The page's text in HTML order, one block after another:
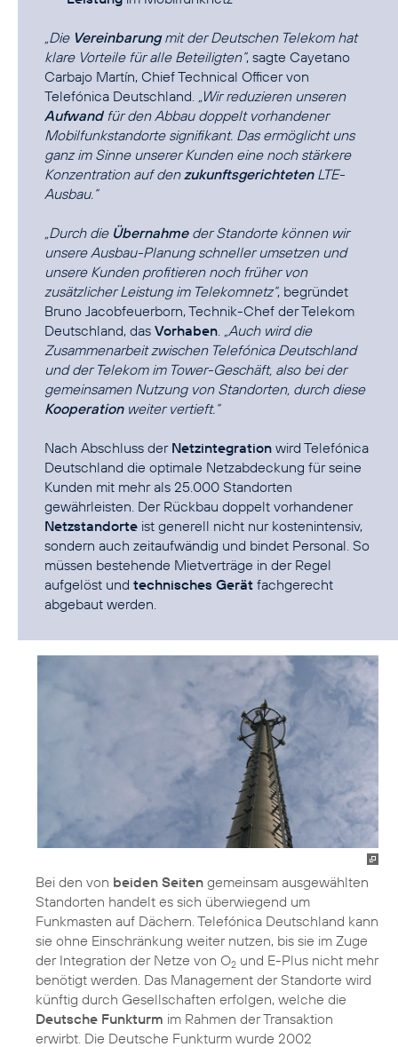
„Die Vereinbarungmit der Deutschen Telekom hat
klare Vorteile für alle Beteiligten“, sagte Cayetano
Carbajo Martín, Chief Technical Officer von
Telefónica Deutschland. „Wir reduzieren unseren
Aufwand für den Abbau doppelt vorhandener
Mobilfunkstandorte signifikant. Das ermöglicht uns
ganz im Sinne unserer Kunden eine noch stärkere
Konzentration auf denzukunftsgerichteten LTE-
Ausbau.“
„Durch die Übernahme der Standorte können wir
unsere Ausbau-Planung schneller umsetzen und
unsere Kunden profitieren noch früher von
zusätzlicher Leistung im Telekomnetz“, begründet
Bruno Jacobfeuerborn, Technik-Chef der Telekom
Deutschland, das Vorhaben. „Auch wird die
Zusammenarbeit zwischen Telefónica Deutschland
und der Telekom im Tower-Geschäft, also bei der
gemeinsamen Nutzung von Standorten, durch diese
Kooperation weiter vertieft.“
Nach Abschluss der Netzintegration wird Telefónica
Deutschland die optimale Netzabdeckung für seine
Kunden mit mehr als 25.000 Standorten
gewährleisten. Der Rückbau doppelt vorhandener
Netzstandorte ist generell nicht nur kostenintensiv,
sondern auch zeitaufwändig und bindet Personal. So
müssen bestehende Mietverträge in der Regel
aufgelöst und technisches Gerät fachgerecht
abgebaut werden.
Bei den von beiden Seiten gemeinsam ausgewählten
Standorten handelt es sich überwiegend um
Funkmasten auf Dächern. Telefónica Deutschland kann
sie ohne Einschränkung weiter nutzen, bis sie im Zuge
der Integration der Netze von O2 und E-Plus nicht mehr
benötigt werden. Das Management der Standorte wird
künftig durch Gesellschaften erfolgen, welche die
Deutsche Funkturm im Rahmen der Transaktion
erwirbt. Die Deutsche Funkturm wurde 2002